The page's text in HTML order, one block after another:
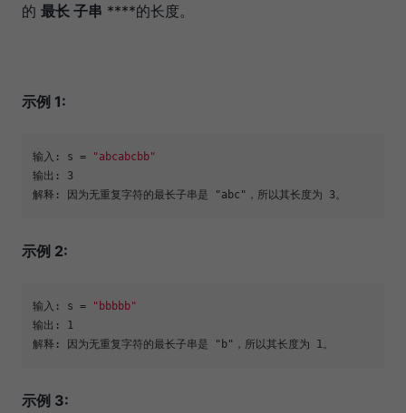
的 最长 子串 ****的长度。
示例 1:
输入: s =
"abcabcbb"
输出: 3
示例 2:
输入: s =
"bbbbb"
输出: 1
示例 3: